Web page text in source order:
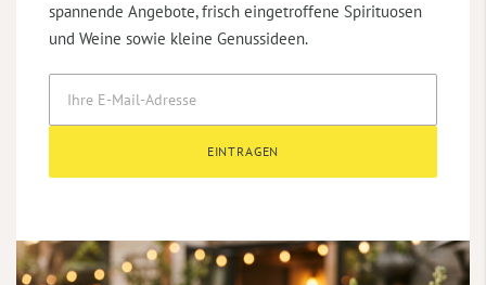
spannende Angebote, frisch eingetroffene Spirituosen
und Weine sowie kleine Genussideen.
EINTRAGEN